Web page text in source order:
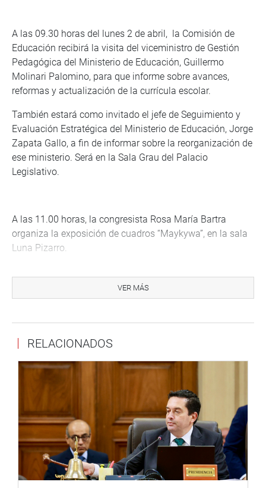
A las 09.30 horas del lunes 2 de abril, la Comisión de
Educación recibirá la visita del viceministro de Gestión
Pedagógica del Ministerio de Educación, Guillermo
Molinari Palomino, para que informe sobre avances,
reformas y actualización de la currícula escolar.
También estará como invitado el jefe de Seguimiento y
Evaluación Estratégica del Ministerio de Educación, Jorge
Zapata Gallo, a fin de informar sobre la reorganización de
ese ministerio. Será en la Sala Grau del Palacio
Legislativo.
A las 11.00 horas, la congresista Rosa María Bartra
organiza la exposición de cuadros “Maykywa”, en la sala
Luna Pizarro.
Exteriores en el hemiciclo Raúl Porras Barrenechea para
ver el dictamen del proyecto de Resolución Legislativa
Unida. También hay un proyecto de Resolución
cohecho de servidores públicos extranjeros en
transacciones comerciales internacionales.
A las 11.00 horas también se reunirá la Comisión de Ética
para analizar diversos informes de calificación y
denuncias pendientes. La sesión será en la sala
Bolognesi del Palacio Legislativo.
La Comisión de Defensa sesionará para debatir varios
VER MÁS
RELACIONADOS